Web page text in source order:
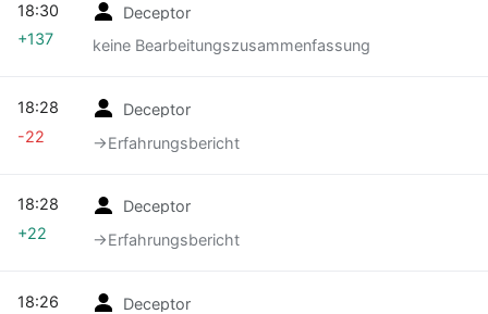
Deceptor
keine Bearbeitungszusammenfassung
18:30
+137
Deceptor
→‎Erfahrungsbericht
18:28
-22
Deceptor
→‎Erfahrungsbericht
18:28
+22
Deceptor
18:26